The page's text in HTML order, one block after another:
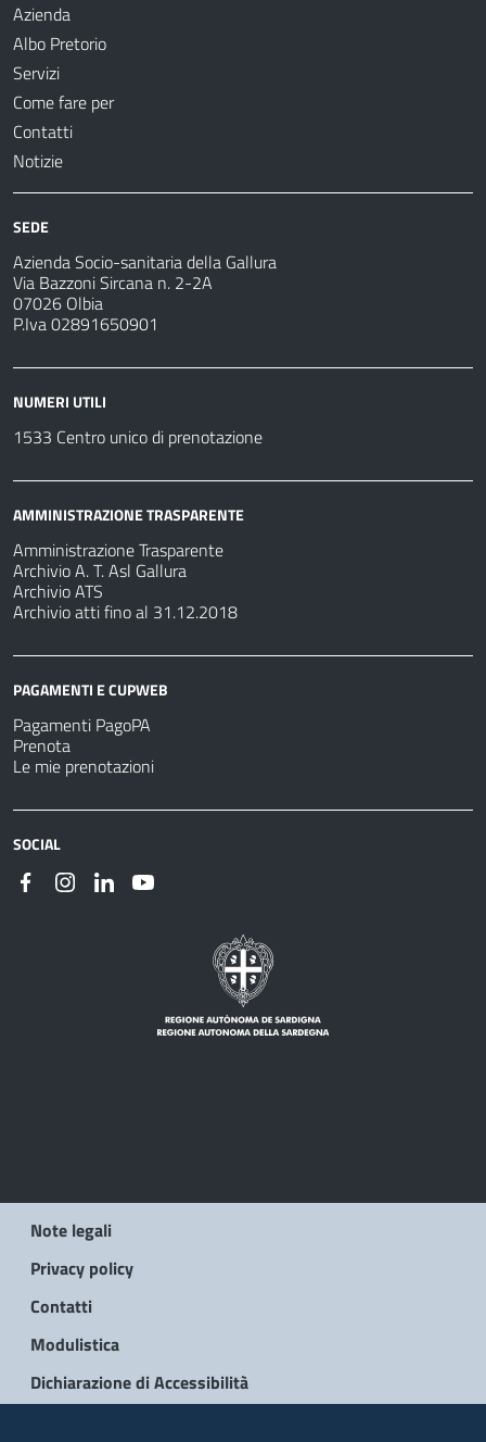
Azienda
Albo Pretorio
Servizi
Come fare per
Contatti
Notizie
SEDE
Azienda Socio-sanitaria della Gallura
Via Bazzoni Sircana n. 2-2A
07026 Olbia
P.Iva 02891650901
NUMERI UTILI
1533 Centro unico di prenotazione
AMMINISTRAZIONE TRASPARENTE
Amministrazione Trasparente
Archivio A. T. Asl Gallura
Archivio ATS
Archivio atti fino al 31.12.2018
PAGAMENTI E CUPWEB
Pagamenti PagoPA
Prenota
Le mie prenotazioni
SOCIAL
Note legali
Privacy policy
Contatti
Modulistica
Dichiarazione di Accessibilità